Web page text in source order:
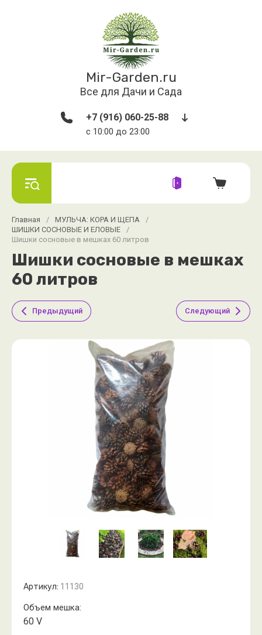
Mir-Garden.ru
Все для Дачи и Сада
+7 (916) 060-25-88
с 10:00 до 23:00
Главная / МУЛЬЧА: КОРА И ЩЕПА
/
ШИШКИ СОСНОВЫЕ И ЕЛОВЫЕ
/
Шишки сосновые в мешках 60 литров
Шишки сосновые в мешках
60 литров
Предыдущий Следующий
Артикул: 11130
Объем мешка:
60 V